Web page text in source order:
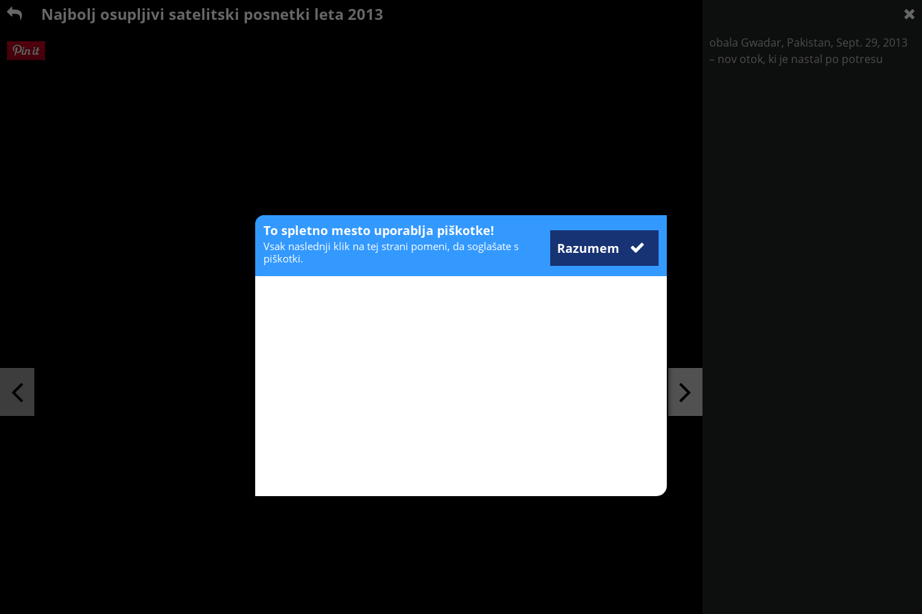
Najbolj osupljivi satelitski posnetki leta 2013
obala Gwadar, Pakistan, Sept. 29, 2013
– nov otok, ki je nastal po potresu
To spletno mesto uporablja piškotke!
Razumem
Vsak naslednji klik na tej strani pomeni, da soglašate s
piškotki.